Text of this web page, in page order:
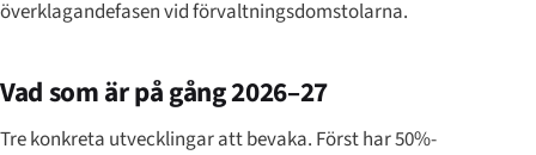
överklagandefasen vid förvaltningsdomstolarna.
Vad som är på gång 2026–27
Tre konkreta utvecklingar att bevaka. Först har 50%-